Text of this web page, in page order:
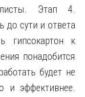
листы. Этап 4.
до сути и ответа
гипсокартон к
понадобится
будет не
и эффективнее.